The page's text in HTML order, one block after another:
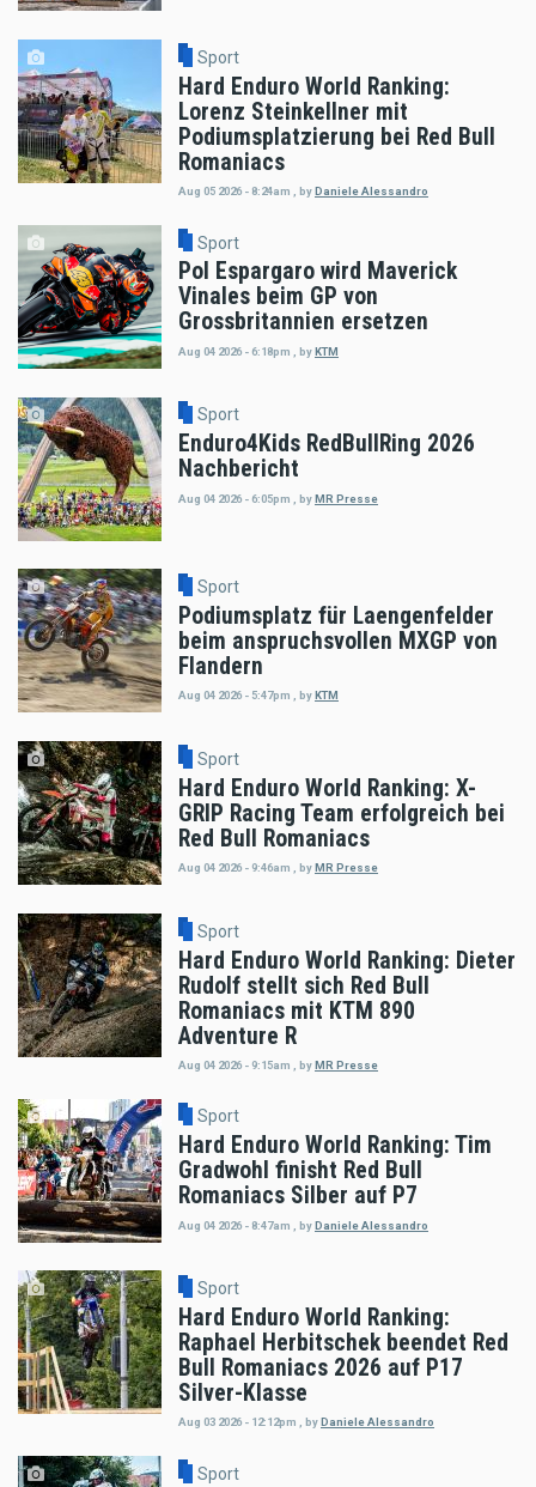
Sport
Hard Enduro World Ranking:
Lorenz Steinkellner mit
Podiumsplatzierung bei Red Bull
Romaniacs
Aug 05 2026 - 8:24am byDaniele Alessandro
Sport
Pol Espargaro wird Maverick
Vinales beim GP von
Grossbritannien ersetzen
Aug 04 2026 - 6:18pm byKTM
Sport
Enduro4Kids RedBullRing 2026
Nachbericht
Aug 04 2026 - 6:05pm byMR Presse
Sport
Podiumsplatz für Laengenfelder
beim anspruchsvollen MXGP von
Flandern
Aug 04 2026 - 5:47pm , by KTM
Sport
Hard Enduro World Ranking: X-
GRIP Racing Team erfolgreich bei
Red Bull Romaniacs
Aug 04 2026 - 9:46am byMR Presse
Sport
Hard Enduro World Ranking: Dieter
Rudolf stellt sich Red Bull
Romaniacs mit KTM 890
Adventure R
Aug 04 2026 - 9:15am byMR Presse
Sport
Hard Enduro World Ranking: Tim
Gradwohl finisht Red Bull
Romaniacs Silber auf P7
Aug 04 2026 - 8:47am byDaniele Alessandro
Sport
Hard Enduro World Ranking:
Raphael Herbitschek beendet Red
Bull Romaniacs 2026 auf P17
Silver-Klasse
Aug 03 2026 - 12:12pm , by Daniele Alessandro
Sport